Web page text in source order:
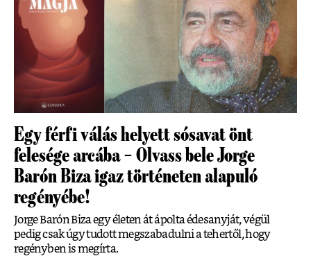
Egy férfi válás helyett sósavat önt
felesége arcába – Olvass bele Jorge
Barón Biza igaz történeten alapuló
regényébe!
Jorge Barón Biza egy életen át ápolta édesanyját, végül
pedig csak úgy tudott megszabadulni a tehertől, hogy
regényben is megírta.